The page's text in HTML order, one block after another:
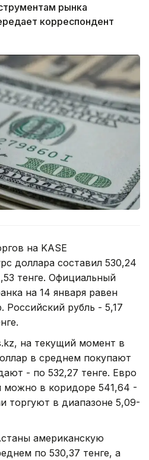
рынка
корреспондент
на KASE
доллара составил 530,24
тенге. Официальный
на 14 января равен
Российский рубль - 5,17
на текущий момент в
в среднем покупают
- по 532,27 тенге. Евро
можно в коридоре 541,64 -
торгуют в диапазоне 5,09-
американскую
по 530,37 тенге, а